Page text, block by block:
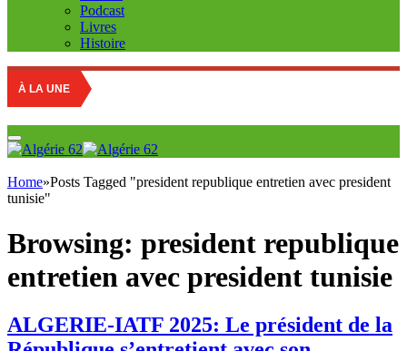
Podcast
Livres
Histoire
À LA UNE
Home»Posts Tagged "president republique entretien avec president
tunisie"
Browsing: president republique
entretien avec president tunisie
ALGERIE-IATF 2025: Le président de la